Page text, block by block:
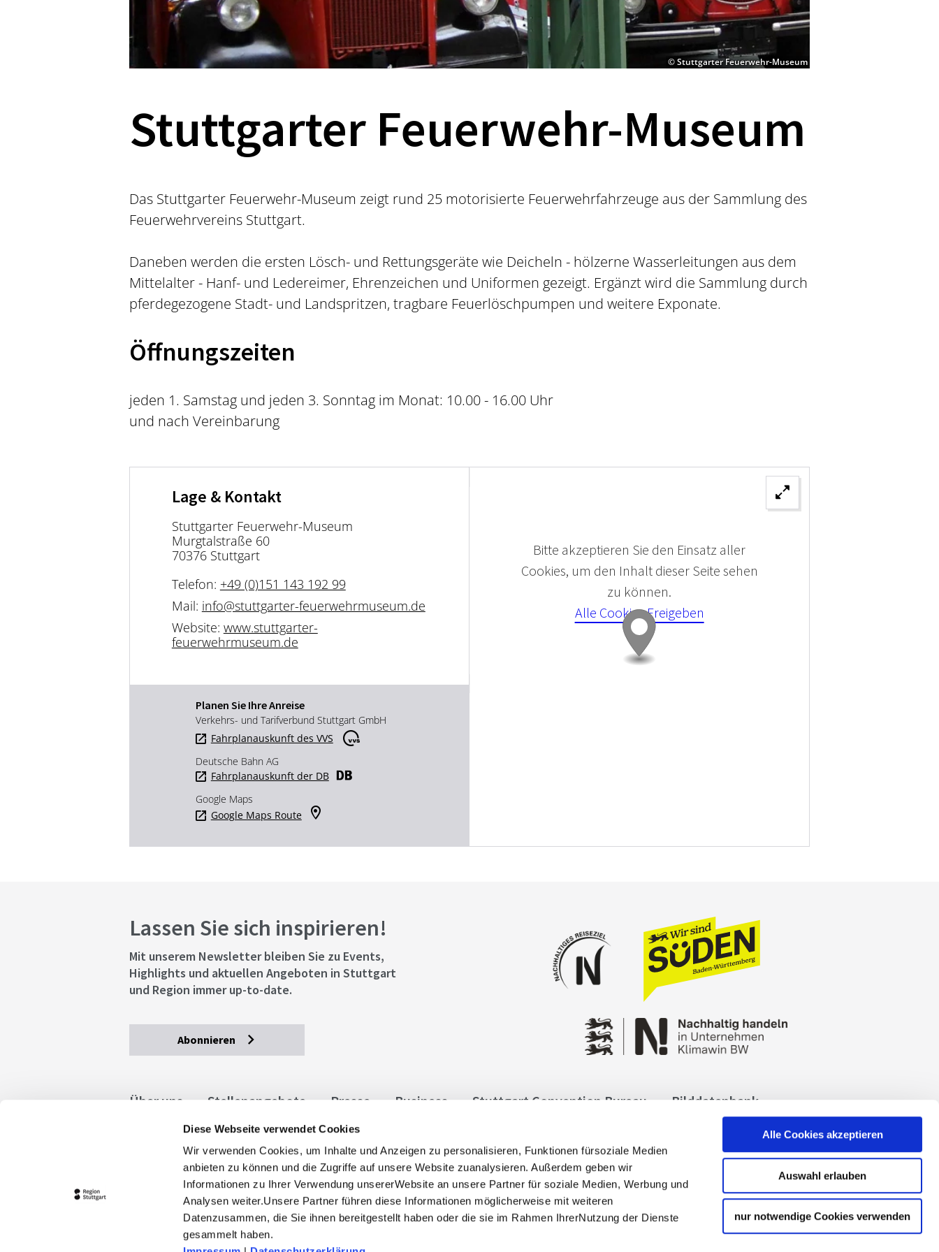
Diese Webseite verwendet Cookies
Wir verwenden Cookies, um Inhalte und Anzeigen zu personalisieren, Funktionen fürsoziale Medien
anbieten zu können und die Zugriffe auf unsere Website zuanalysieren. Außerdem geben wir
Informationen zu Ihrer Verwendung unsererWebsite an unsere Partner für soziale Medien, Werbung und
Analysen weiter.Unsere Partner führen diese Informationen möglicherweise mit weiteren
Datenzusammen, die Sie ihnen bereitgestellt haben oder die sie im Rahmen IhrerNutzung der Dienste
gesammelt haben.
Alle Cookies akzeptieren
Auswahl erlauben
nur notwendige Cookies verwenden
© Stuttgarter Feuerwehr-Museum
Stuttgarter Feuerwehr-Museum
Das Stuttgarter Feuerwehr-Museum zeigt rund 25 motorisierte Feuerwehrfahrzeuge aus der Sammlung des
Feuerwehrvereins Stuttgart.
Daneben werden die ersten Lösch- und Rettungsgeräte wie Deicheln - hölzerne Wasserleitungen aus dem
Mittelalter - Hanf- und Ledereimer, Ehrenzeichen und Uniformen gezeigt. Ergänzt wird die Sammlung durch
pferdegezogene Stadt- und Landspritzen, tragbare Feuerlöschpumpen und weitere Exponate.
Öffnungszeiten
jeden 1. Samstag und jeden 3. Sonntag im Monat: 10.00 - 16.00 Uhr
und nach Vereinbarung
Lage & Kontakt
Stuttgarter Feuerwehr-Museum
Murgtalstraße 60
70376 Stuttgart
Telefon: +49 (0)151 143 192 99
Mail: info@stuttgarter-feuerwehrmuseum.de
Website: www.stuttgarter-
feuerwehrmuseum.de
Planen Sie Ihre Anreise
Verkehrs- und Tarifverbund Stuttgart GmbH
Fahrplanauskunft des VVS
Deutsche Bahn AG
Fahrplanauskunft der DB
Google Maps
Google Maps Route
Bitte akzeptieren Sie den Einsatz aller
Cookies, um den Inhalt dieser Seite sehen
zu können.
Alle Cookies Freigeben
Lassen Sie sich inspirieren!
Mit unserem Newsletter bleiben Sie zu Events,
Highlights und aktuellen Angeboten in Stuttgart
und Region immer up-to-date.
Abonnieren
Über uns Stellenangebote Presse Business Stuttgart Convention Bureau
Bilddatenbank
Allgemeine Geschäftsbedingungen
stuttgart.de
Barrierefreiheit